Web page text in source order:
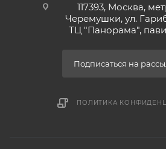
117393, Москва,
Черемушки, ул.
ТЦ "Панорама",
Подписаться на
ПОЛИТИКА